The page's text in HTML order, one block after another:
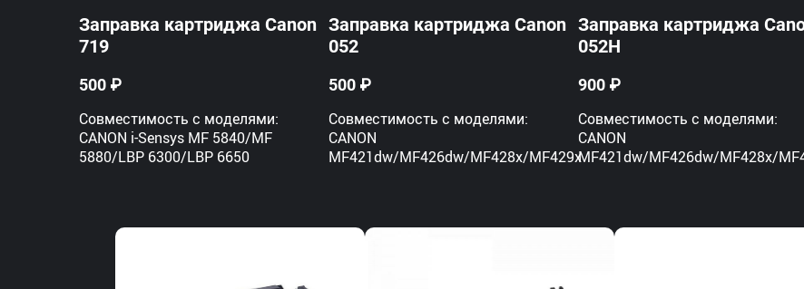
(http://www.onliner.by/). All rights
reserved.
Заправка картриджа Canon
719
500 ₽
Совместимость с моделями:
CANON i-Sensys MF 5840/MF
5880/LBP 6300/LBP 6650
Заправка картриджа Canon
052
500 ₽
Совместимость с моделями:
CANON
MF421dw/MF426dw/MF428x/MF429x
Заправка картриджа
052H
900 ₽
Совместимость с моделями:
CANON
MF421dw/MF426dw/MF428x/